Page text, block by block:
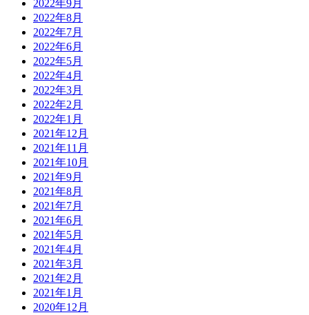
2022年9月
2022年8月
2022年7月
2022年6月
2022年5月
2022年4月
2022年3月
2022年2月
2022年1月
2021年12月
2021年11月
2021年10月
2021年9月
2021年8月
2021年7月
2021年6月
2021年5月
2021年4月
2021年3月
2021年2月
2021年1月
2020年12月